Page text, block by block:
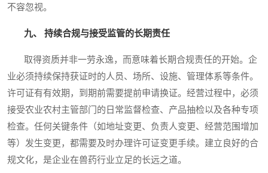
不容忽视。
九、 持续合规与接受监管的长期责任
取得资质并非一劳永逸，而意味着长期合规责任的开始。企
业必须持续保持获证时的人员、场所、设施、管理体系等条件。
许可证有有效期，到期前需要提前申请换证。经营过程中，必须
接受农业农村主管部门的日常监督检查、产品抽检以及各种专项
检查。任何关键条件（如地址变更、负责人变更、经营范围增加
等）发生变更，都需要及时办理许可证变更手续。建立良好的合
规文化，是企业在兽药行业立足的长远之道。